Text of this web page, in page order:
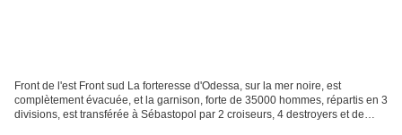
Front de l'est Front sud La forteresse d'Odessa, sur la mer noire, est
complètement évacuée, et la garnison, forte de 35000 hommes, répartis en 3
divisions, est transférée à Sébastopol par 2 croiseurs, 4 destroyers et de